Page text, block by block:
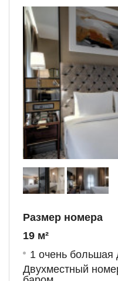
Размер номера
19 м²
1 очень большая
Двухместный